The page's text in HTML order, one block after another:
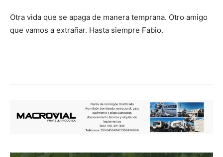
Otra vida que se apaga de manera temprana. Otro amigo
que vamos a extrañar. Hasta siempre Fabio.